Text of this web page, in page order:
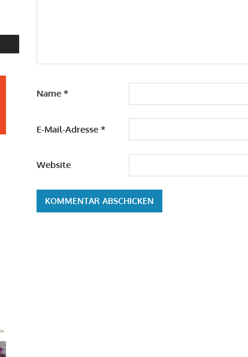
Name*
E-Mail-Adresse*
Website